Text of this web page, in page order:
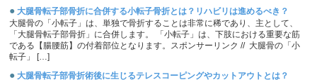
● 大腿骨転子部骨折に合併する小転子骨折とは？リハビリは進めるべき？
大腿骨の「小転子」は、単独で骨折することは非常に稀であり、主として、
「大腿骨転子部骨折」に合併します。 「小転子」は、下肢における重要な筋
である【腸腰筋】の付着部位となります。スポンサーリンク // 大腿骨の「小
転子」 […]
● 大腿骨転子部骨折術後に生じるテレスコーピングやカットアウトとは？